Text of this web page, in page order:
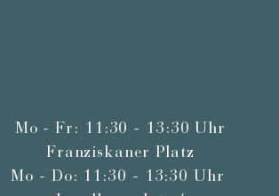
Mo - Fr: 11:30 - 13:30 Uhr
Franziskaner Platz
Mo - Do: 11:30 - 13:30 Uhr